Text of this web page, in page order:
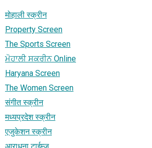
मोहाली स्क्रीन
Property Screen
The Sports Screen
ਮੋਹਾਲੀ ਸਕਰੀਨ Online
Haryana Screen
The Women Screen
संगीत स्क्रीन
मध्यप्रदेश स्क्रीन
एजुकेशन स्क्रीन